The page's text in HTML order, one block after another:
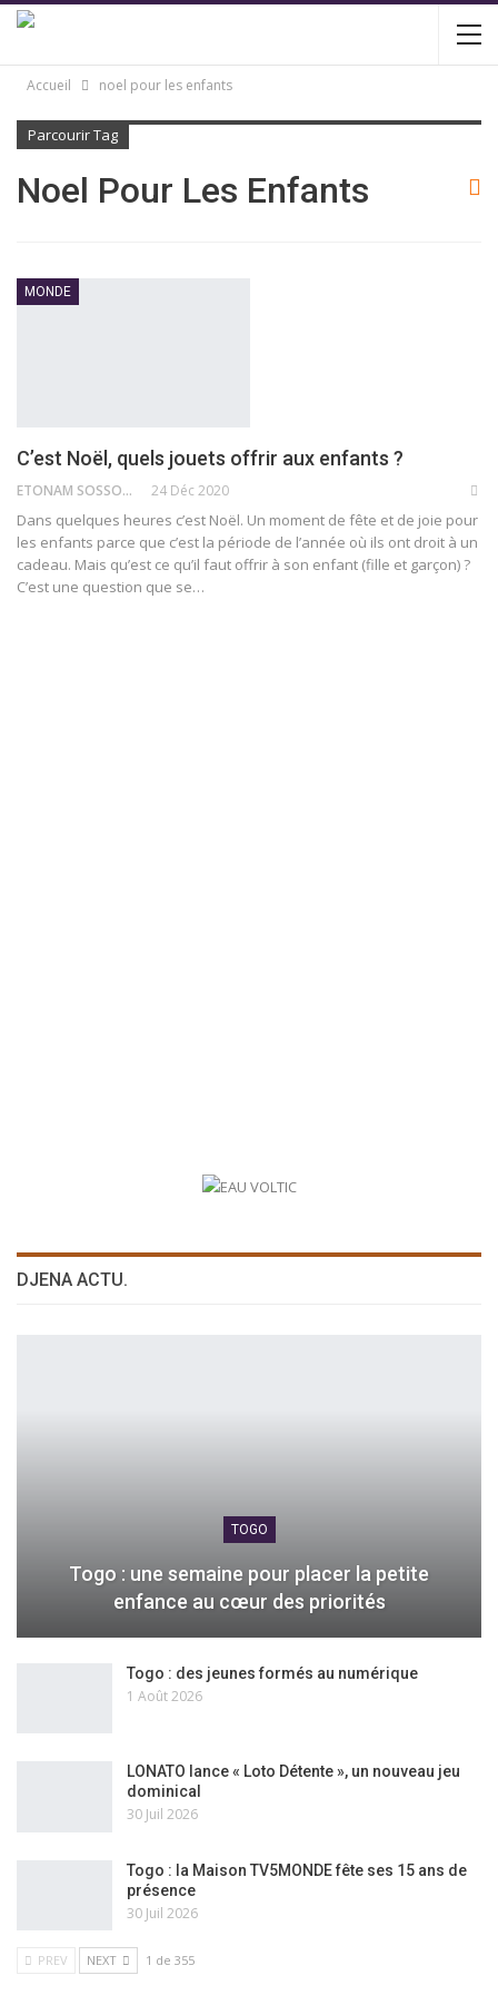
Accueil noel pour les enfants
Parcourir Tag
Noel Pour Les Enfants
MONDE
C’est Noël, quels jouets offrir aux enfants ?
ETONAM SOSSOU 24 Déc 2020
Dans quelques heures c’est Noël. Un moment de fête et de joie pour
les enfants parce que c’est la période de l’année où ils ont droit à un
cadeau. Mais qu’est ce qu’il faut offrir à son enfant (fille et garçon) ?
C’est une question que se…
DJENA ACTU.
TOGO
Togo : une semaine pour placer la petite
enfance au cœur des priorités
Togo : des jeunes formés au numérique
1 Août 2026
LONATO lance « Loto Détente », un nouveau jeu
dominical
30 Juil 2026
Togo : la Maison TV5MONDE fête ses 15 ans de
présence
30 Juil 2026
PREV NEXT 1 de 355